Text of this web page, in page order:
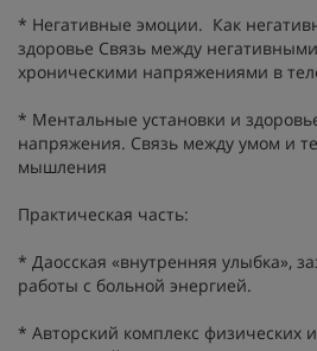
* Негативные эмоции. Как
здоровье Связь между
хроническими напряжениями в
* Ментальные установки и
напряжения. Связь между умом и
мышления
Практическая часть:
* Даосская «внутренняя улыбка»,
работы с больной энергией.
* Авторский комплекс физических